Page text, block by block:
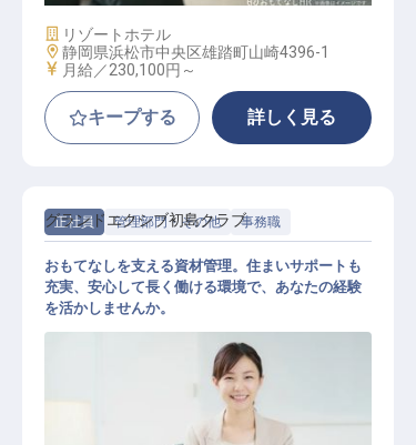
施設業態
リゾートホテル
勤務地
静岡県浜松市中央区雄踏町山崎4396-1
給与
月給／230,100円～
キープする 詳しく見る
正社員 管理部門・その他 事務職
グランドエクシブ初島クラブ
おもてなしを支える資材管理。住まいサポートも
充実、安心して長く働ける環境で、あなたの経験
を活かしませんか。